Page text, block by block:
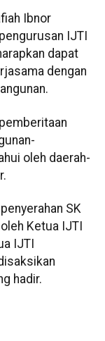
Ibnor
IJTI
dapat
dengan
oleh daerah-
SK
Ketua IJTI
IJTI
hadir.